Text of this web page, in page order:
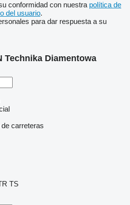
conformidad con nuestra política de
del usuario.
para dar respuesta a su
Technika Diamentowa
carreteras
TS